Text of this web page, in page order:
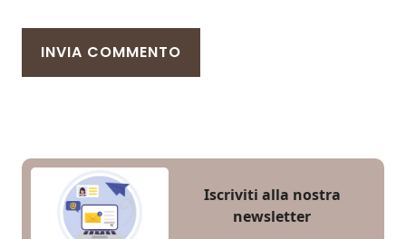
Iscriviti alla nostra
newsletter